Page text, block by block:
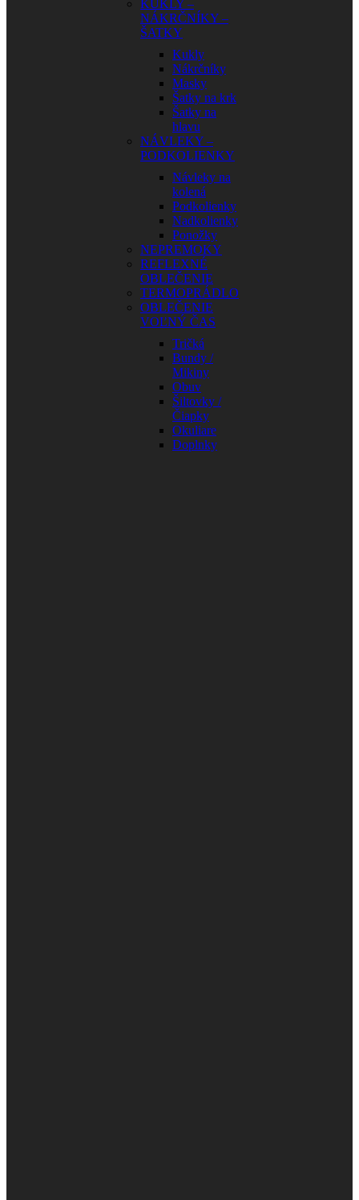
KUKLY –
NÁKRČNÍKY –
ŠATKY
Kukly
Nákrčníky
Masky
Šatky na krk
Šatky na
hlavu
NÁVLEKY –
PODKOLIENKY
Návleky na
kolená
Podkolienky
Nadkolienky
Ponožky
NEPREMOKY
REFLEXNÉ
OBLEČENIE
TERMOPRÁDLO
OBLEČENIE
VOĽNÝ ČAS
Tričká
Bundy /
Mikiny
Obuv
Šiltovky /
Čiapky
Okuliare
Doplnky